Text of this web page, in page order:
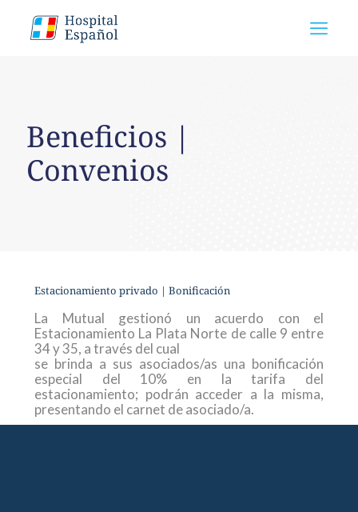
Beneficios |
Convenios
Estacionamiento privado | Bonificación
La Mutual gestionó un acuerdo con el
Estacionamiento La Plata Norte de calle 9 entre
34y35, a través del cual
se brinda a sus asociados/as una bonificación
especial del 10% en latarifa del
estacionamiento; podrán acceder a la misma,
presentando el carnet de asociado/a.